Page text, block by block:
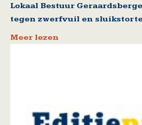
Lokaal Bestuur
tegen zwerfvuil en
Meer lezen